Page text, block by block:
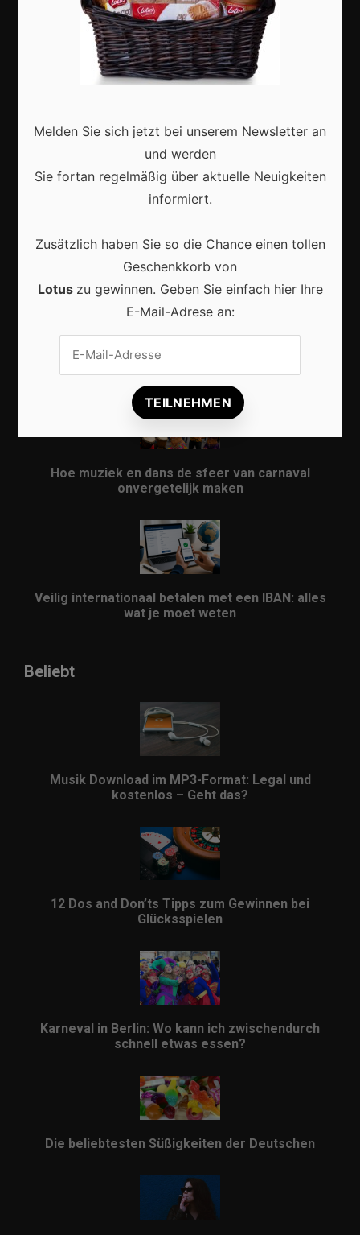
Gemeinschaft auf einzigartige Weise entdecken
Vrijwilligers maken van carnaval een onvergetelijk
evenement
Hoe muziek en dans de sfeer van carnaval
onvergetelijk maken
Veilig internationaal betalen met een IBAN: alles
wat je moet weten
Beliebt
Musik Download im MP3-Format: Legal und
kostenlos – Geht das?
12 Dos and Don’ts Tipps zum Gewinnen bei
Glücksspielen
Karneval in Berlin: Wo kann ich zwischendurch
schnell etwas essen?
Die beliebtesten Süßigkeiten der Deutschen
Melden Sie sich jetzt bei unserem Newsletter an
und werden
Sie fortan regelmäßig über aktuelle Neuigkeiten
informiert.
Zusätzlich haben Sie so die Chance einen tollen
Geschenkkorb von
Lotus zu gewinnen. Geben Sie einfach hier Ihre
E-Mail-Adrese an: